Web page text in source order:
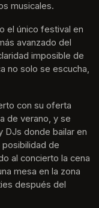
musicales.
el único festival en
avanzado del
imposible de
no solo se escucha,
con su oferta
de verano, y se
DJs donde bailar en
de
al concierto la cena
mesa en la zona
después del